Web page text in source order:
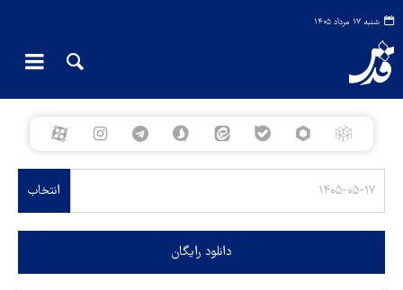
شنبه ۱۷ مرداد ۱۴۰۵
انتخاب
دانلود رایگان